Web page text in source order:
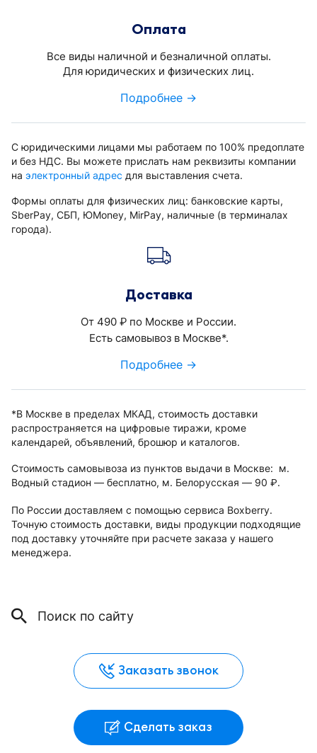
Оплата
Все виды наличной и безналичной оплаты.
Для юридических и физических лиц.
Подробнее →
С юридическими лицами мы работаем по 100% предоплате
и без НДС. Вы можете прислать нам реквизиты компании
на электронный адрес для выставления счета.
Формы оплаты для физических лиц: банковские карты,
SberPay, СБП, ЮMoney, MirPay, наличные (в терминалах
города).
Доставка
От 490 руб. по Москве и России.
Есть самовывоз в Москве*.
Подробнее →
*В Москве в пределах МКАД, стоимость доставки
распространяется на цифровые тиражи, кроме
календарей, объявлений, брошюр и каталогов.
Стоимость самовывоза из пунктов выдачи в Москве: м.
Водный стадион — бесплатно, м. Белорусская — 90 руб..
По России доставляем с помощью сервиса Boxberry.
Точную стоимость доставки, виды продукции подходящие
под доставку уточняйте при расчете заказа у нашего
менеджера.
Заказать звонок
Сделать заказ